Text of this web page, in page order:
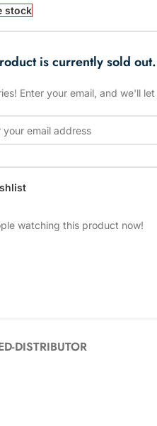
stock
is currently sold out.
Enter your email, and we'll
watching this product now!
DISTRIBUTOR